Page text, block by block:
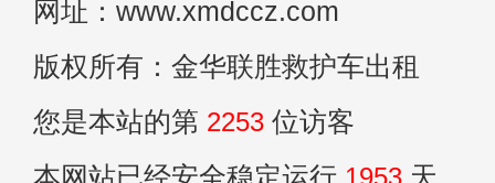
网址：www.xmdccz.com
版权所有：金华联胜救护车出租
您是本站的第 2253 位访客
本网站已经安全稳定运行 1953 天